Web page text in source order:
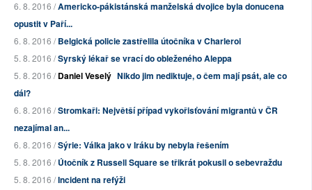
6. 8. 2016 /Americko-pákistánská manželská dvojice byla donucena
opustit v Paří...
6. 8. 2016 /Belgická policie zastřelila útočníka v Charleroi
5. 8. 2016 /Syrský lékař se vrací do obleženého Aleppa
5. 8. 2016 /Daniel Veselý Nikdo jim nediktuje, o čem mají psát, ale co
dál?
6. 8. 2016 /Stromkaři: Největší případ vykořisťování migrantů v ČR
nezajímal an...
6. 8. 2016 /Sýrie: Válka jako v Iráku by nebyla řešením
5. 8. 2016 /Útočník z Russell Square se třikrát pokusil o sebevraždu
5. 8. 2016 /Incident na refýži